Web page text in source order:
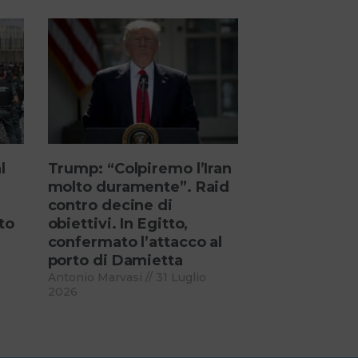
Trump: “Colpiremo l’Iran
molto duramente”. Raid
contro decine di
obiettivi. In Egitto,
confermato l’attacco al
porto di Damietta
Antonio Marvasi
31 Luglio
2026